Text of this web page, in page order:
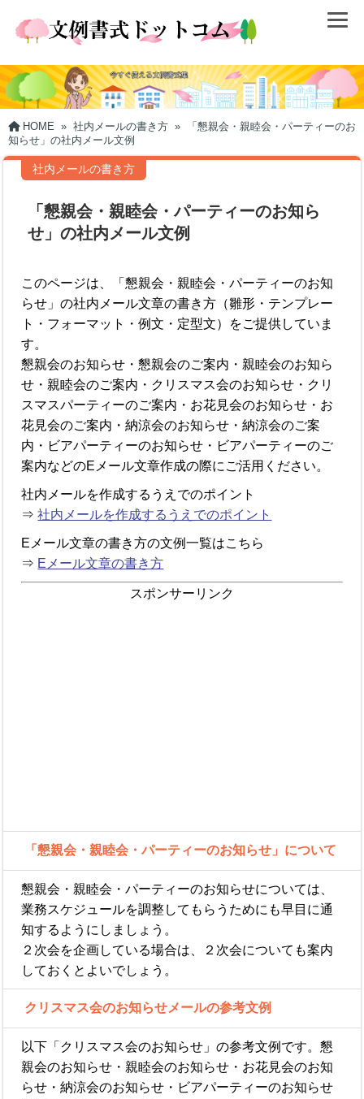
HOME » 社内メールの書き方 »
「懇親会・親睦会・パーティーのお
知らせ」の社内メール文例
社内メールの書き方
「懇親会・親睦会・パーティーのお知ら
せ」の社内メール文例
このページは、「懇親会・親睦会・パーティーのお知
らせ」の社内メール文章の書き方（雛形・テンプレー
ト・フォーマット・例文・定型文）をご提供していま
す。
懇親会のお知らせ・懇親会のご案内・親睦会のお知ら
せ・親睦会のご案内・クリスマス会のお知らせ・クリ
スマスパーティーのご案内・お花見会のお知らせ・お
花見会のご案内・納涼会のお知らせ・納涼会のご案
内・ビアパーティーのお知らせ・ビアパーティーのご
案内などのEメール文章作成の際にご活用ください。
社内メールを作成するうえでのポイント
⇒社内メールを作成するうえでのポイント
Eメール文章の書き方の文例一覧はこちら
⇒ Eメール文章の書き方
スポンサーリンク
「懇親会・親睦会・パーティーのお知らせ」について
懇親会・親睦会・パーティーのお知らせについては、
業務スケジュールを調整してもらうためにも早目に通
知するようにしましょう。
２次会を企画している場合は、２次会についても案内
しておくとよいでしょう。
クリスマス会のお知らせメールの参考文例
以下「クリスマス会のお知らせ」の参考文例です。懇
親会のお知らせ・親睦会のお知らせ・お花見会のお知
らせ・納涼会のお知らせ・ビアパーティーのお知らせ